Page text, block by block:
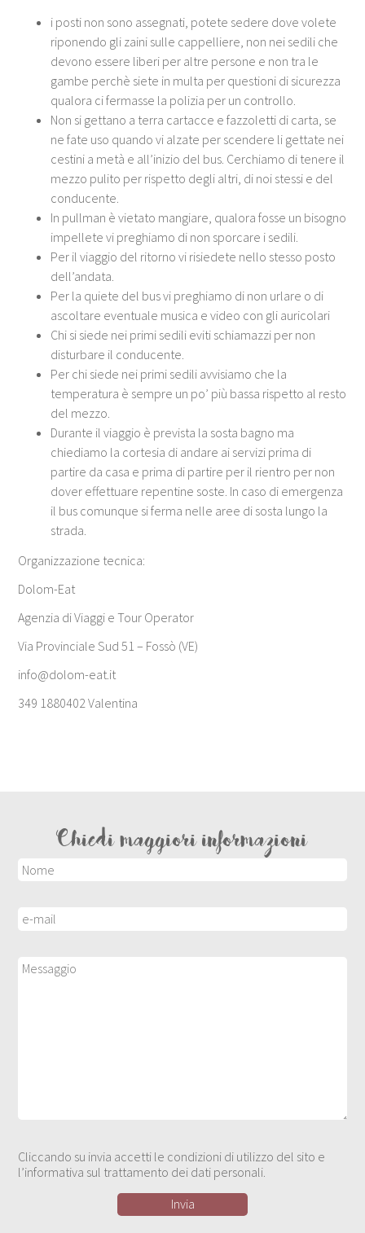
i posti non sono assegnati, potete sedere dove volete
riponendo gli zaini sulle cappelliere, non nei sedili che
devono essere liberi per altre persone e non tra le
gambe perchè siete in multa per questioni di sicurezza
qualora ci fermasse la polizia per un controllo.
Non si gettano a terra cartacce e fazzoletti di carta, se
ne fate uso quando vi alzate per scendere li gettate nei
cestini a metà e all’inizio del bus. Cerchiamo di tenere il
mezzo pulito per rispetto degli altri, di noi stessi e del
conducente.
In pullman è vietato mangiare, qualora fosse un bisogno
impellete vi preghiamo di non sporcare i sedili.
Per il viaggio del ritorno vi risiedete nello stesso posto
dell’andata.
Per la quiete del bus vi preghiamo di non urlare o di
ascoltare eventuale musica e video con gli auricolari
Chi si siede nei primi sedili eviti schiamazzi per non
disturbare il conducente.
Per chi siede nei primi sedili avvisiamo che la
temperatura è sempre un po’ più bassa rispetto al resto
del mezzo.
Durante il viaggio è prevista la sosta bagno ma
chiediamo la cortesia di andare ai servizi prima di
partire da casa e prima di partire per il rientro per non
dover effettuare repentine soste. In caso di emergenza
il bus comunque si ferma nelle aree di sosta lungo la
strada.
Organizzazione tecnica:
Dolom-Eat
Agenzia di Viaggi e Tour Operator
Via Provinciale Sud 51 – Fossò (VE)
info@dolom-eat.it
349 1880402 Valentina
Chiedi maggiori informazioni
Cliccando su invia accetti le condizioni di utilizzo del sito e
l’informativa sul trattamento dei dati personali.